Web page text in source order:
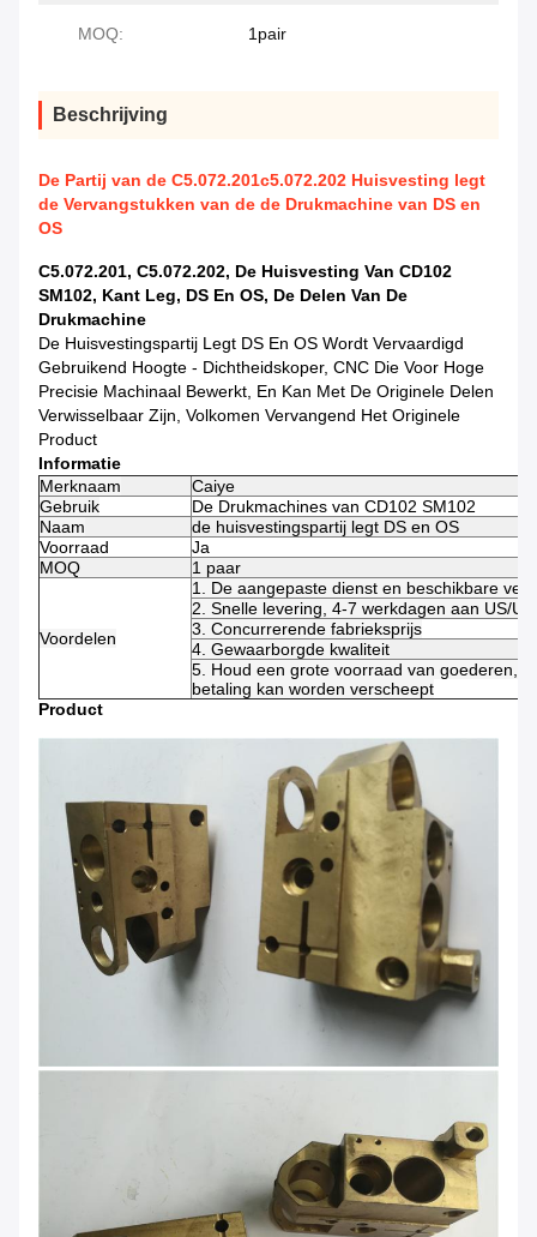
MOQ: 1pair
Beschrijving
De Partij van de C5.072.201c5.072.202 Huisvesting legt
de Vervangstukken van de de Drukmachine van DS en
OS
C5.072.201, C5.072.202, De Huisvesting Van CD102
SM102, Kant Leg, DS En OS, De Delen Van De
Drukmachine
De Huisvestingspartij Legt DS En OS Wordt Vervaardigd
Gebruikend Hoogte - Dichtheidskoper, CNC Die Voor Hoge
Precisie Machinaal Bewerkt, En Kan Met De Originele Delen
Verwisselbaar Zijn, Volkomen Vervangend Het Originele
Product
Informatie
Merknaam
Caiye
Gebruik
De Drukmachines van CD102 SM102
Naam
de huisvestingspartij legt DS en OS
Voorraad
Ja
MOQ
1 paar
Voordelen
1. De aangepaste dienst en beschikbare
2. Snelle levering, 4-7 werkdagen aan US/
3. Concurrerende fabrieksprijs
4. Gewaarborgde kwaliteit
5. Houd een grote voorraad van goederen,
betaling kan worden verscheept
Product